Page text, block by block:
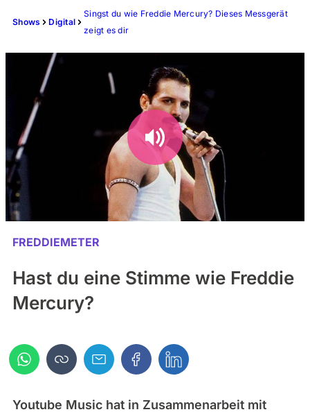
Shows Digital
Singst du wie Freddie Mercury? Dieses Messgerät
zeigt es dir
FREDDIEMETER
Hast du eine Stimme wie Freddie
Mercury?
Youtube Music hat in Zusammenarbeit mit